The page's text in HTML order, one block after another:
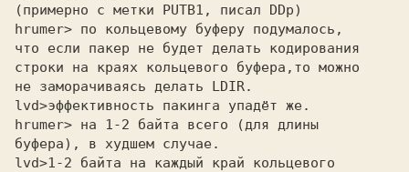
(примерно с метки PUTB1, писал DDp)
hrumer> по кольцевому буферу подумалось,
что если пакер не будет делать кодирования
строки на краях кольцевого буфера,то можно
не заморачиваясь делать LDIR.
lvd>
hrumer> на 1-2 байта всего (для длины
буфера), в худшем случае.
lvd>